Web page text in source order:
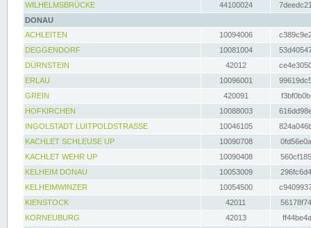
WILHELMSBRÜCKE
44100024
DONAU
ACHLEITEN
10094006
DEGGENDORF
10081004
DÜRNSTEIN
42012
ERLAU
10096001
GREIN
420091
HOFKIRCHEN
10088003
INGOLSTADT LUITPOLDSTRASSE
10046105
KACHLET SCHLEUSE UP
10090708
KACHLET WEHR UP
10090408
KELHEIM DONAU
10053009
KELHEIMWINZER
10054500
KIENSTOCK
42011
KORNEUBURG
42013